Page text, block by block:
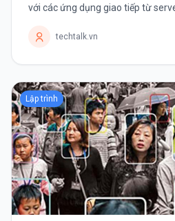
với các ứng dụng giao tiếp từ
phương thức tạo API với...
techtalk.vn
Lập trình